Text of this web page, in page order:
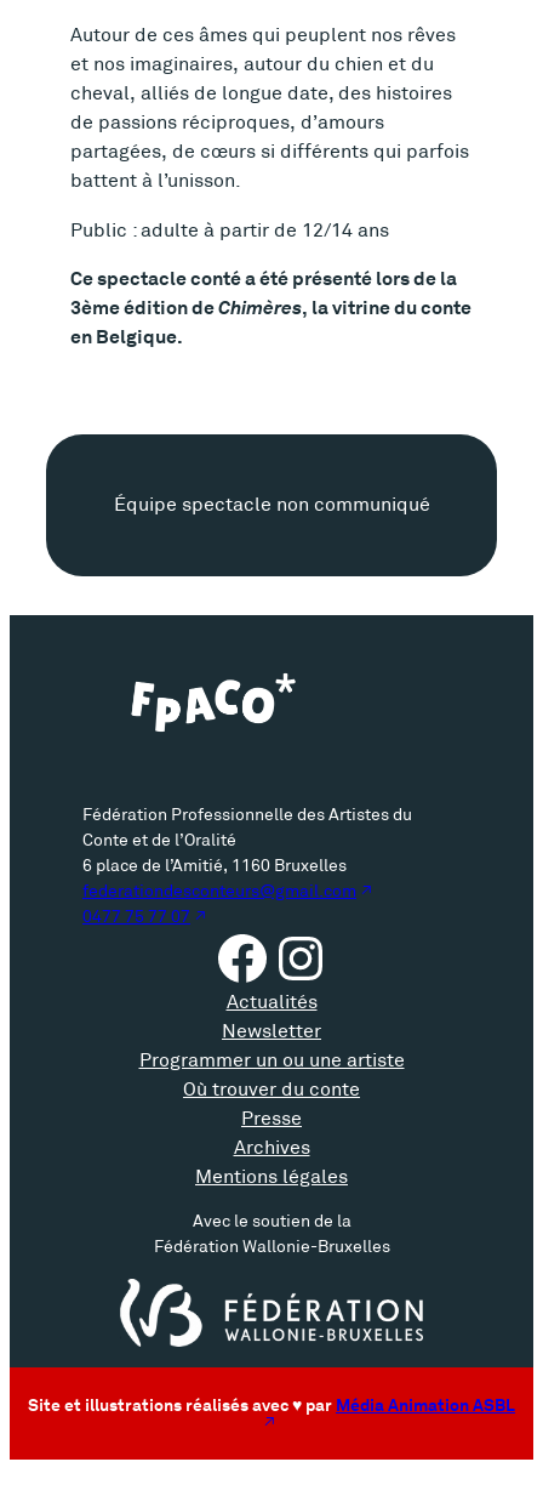
Autour de ces âmes qui peuplent nos rêves
et nos imaginaires, autour du chien et du
cheval, alliés de longue date, des histoires
de passions réciproques, d’amours
partagées, de cœurs si différents qui parfois
battent à l’unisson.
Public : adulte à partir de 12/14 ans
Ce spectacle conté a été présenté lors de la
3ème édition deChimères, la vitrine du conte
en Belgique.
u
s
p
e
Équipe spectacle non communiqué
Fédération Professionnelle des Artistes du
Conte et de l’Oralité
6 place de l’Amitié, 1160 Bruxelles
federationdesconteurs@gmail.com
0477 75 77 07
Facebook Instagram
Actualités
Newsletter
Programmer un ou une artiste
Où trouver du conte
Presse
Archives
Mentions légales
Avec le soutien de la
Fédération Wallonie-Bruxelles
Site et illustrations réalisés avec ♥ par Média Animation ASBL